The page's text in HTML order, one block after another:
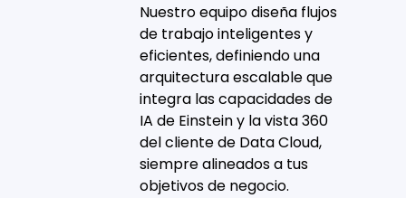
Nuestro equipo diseña flujos
de trabajo inteligentes y
eficientes, definiendo una
arquitectura escalable que
integra las capacidades de
IA de Einstein y la vista 360
del cliente de Data Cloud,
siempre alineados a tus
objetivos de negocio.